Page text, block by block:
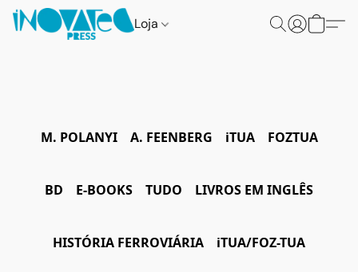
Loja
M. POLANYI A. FEENBERG iTUA FOZTUA
BD E-BOOKS TUDO LIVROS EM INGLÊS
HISTÓRIA FERROVIÁRIA iTUA/FOZ-TUA